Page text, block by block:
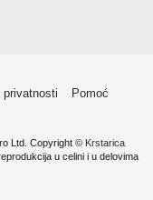
privatnosti
Pomoć
Ltd. Copyright © Krstarica
u celini i u delovima